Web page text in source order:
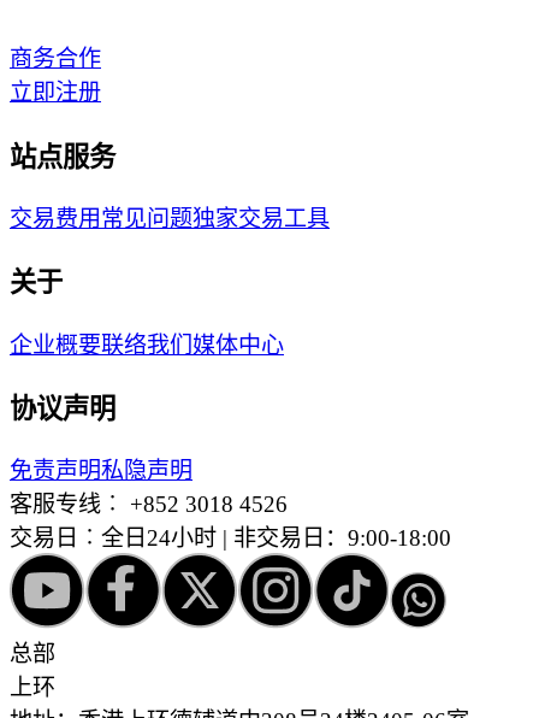
商务合作
立即注册
站点服务
交易费用常见问题独家交易工具
关于
企业概要联络我们媒体中心
协议声明
免责声明私隐声明
客服专线︰ +852 3018 4526
交易日︰全日24小时 | 非交易日：9:00-18:00
总部
上环